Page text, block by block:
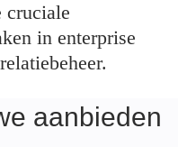
cruciale
in enterprise
aanbieden